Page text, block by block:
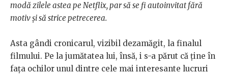
modă zilele astea pe Netflix, par să se fi autoinvitat fără
motiv și să strice petrecerea.
Asta gândi cronicarul, vizibil dezamăgit, la finalul
filmului. Pe la jumătatea lui, însă, i s-a părut că ține în
fața ochilor unul dintre cele mai interesante lucruri